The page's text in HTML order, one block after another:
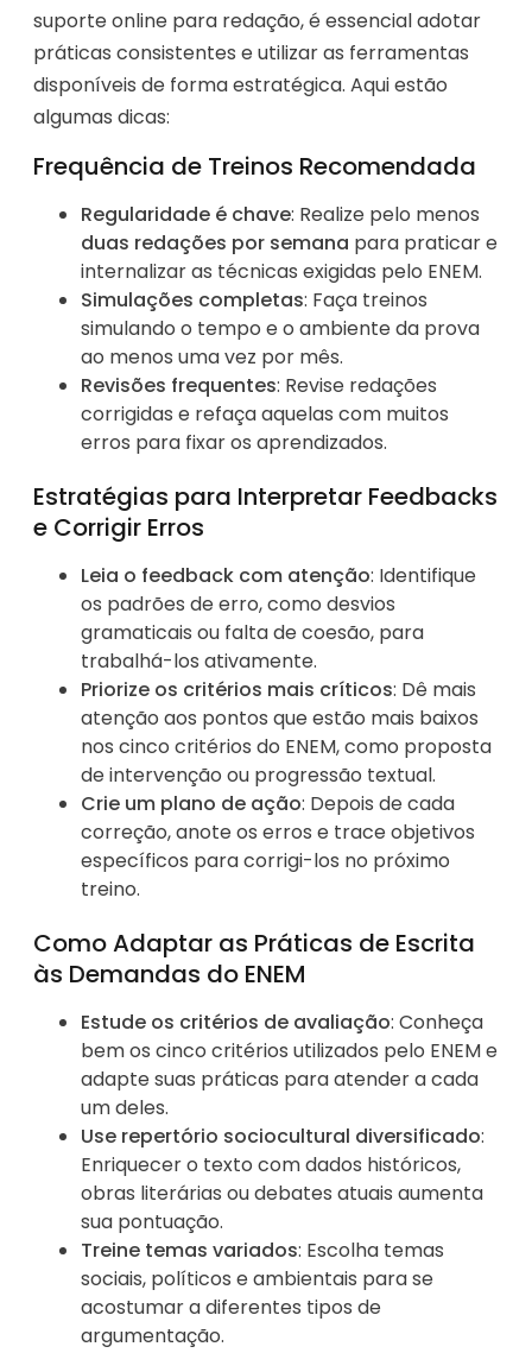
suporte online para redação, é essencial adotar
práticas consistentes e utilizar as ferramentas
disponíveis de forma estratégica. Aqui estão
algumas dicas:
Frequência de Treinos Recomendada
Regularidade é chave: Realize pelo menos
duas redações por semana para praticar e
internalizar as técnicas exigidas pelo ENEM.
Simulações completas: Faça treinos
simulando o tempo e o ambiente da prova
ao menos uma vez por mês.
Revisões frequentes: Revise redações
corrigidas e refaça aquelas com muitos
erros para fixar os aprendizados.
Estratégias para Interpretar Feedbacks
e Corrigir Erros
Leia o feedback com atenção: Identifique
os padrões de erro, como desvios
gramaticais ou falta de coesão, para
trabalhá-los ativamente.
Priorize os critérios mais críticos: Dê mais
atenção aos pontos que estão mais baixos
nos cinco critérios do ENEM, como proposta
de intervenção ou progressão textual.
Crie um plano de ação: Depois de cada
correção, anote os erros e trace objetivos
específicos para corrigi-los no próximo
treino.
Como Adaptar as Práticas de Escrita
às Demandas do ENEM
Estude os critérios de avaliação: Conheça
bem os cinco critérios utilizados pelo ENEM e
adapte suas práticas para atender a cada
um deles.
Use repertório sociocultural diversificado:
Enriquecer o texto com dados históricos,
obras literárias ou debates atuais aumenta
sua pontuação.
Treine temas variados: Escolha temas
sociais, políticos e ambientais para se
acostumar a diferentes tipos de
argumentação.